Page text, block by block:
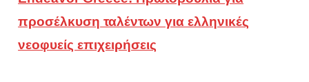
προσέλκυση ταλέντων για ελληνικές
νεοφυείς επιχειρήσεις